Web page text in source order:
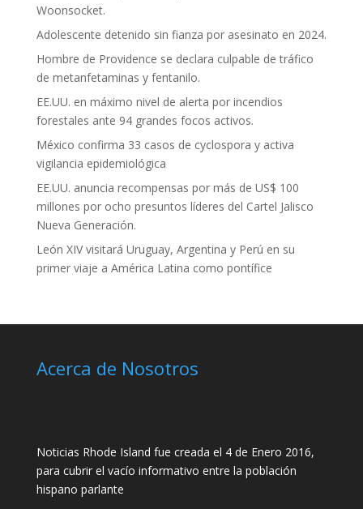
Woonsocket.
Adolescente detenido sin fianza por asesinato en 2024.
Hombre de Providence se declara culpable de tráfico
de metanfetaminas y fentanilo.
EE.UU. en máximo nivel de alerta por incendios
forestales ante 94 grandes focos activos.
México confirma 33 casos de cyclospora y activa
vigilancia epidemiológica
EE.UU. anuncia recompensas por más de US$ 100
millones por ocho presuntos líderes del Cartel Jalisco
Nueva Generación.
León XIV visitará Uruguay, Argentina y Perú en su
primer viaje a América Latina como pontífice
Acerca de Nosotros
Noticias Rhode Island fue creada el 4 de Enero 2016,
para cubrir el vacío informativo entre la población
hispano parlante